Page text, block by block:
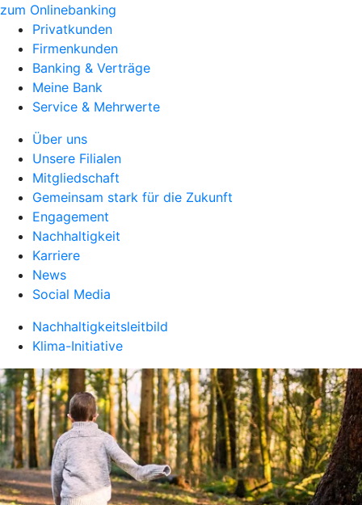
zum Onlinebanking
Privatkunden
Firmenkunden
Banking & Verträge
Meine Bank
Service & Mehrwerte
Über uns
Unsere Filialen
Mitgliedschaft
Gemeinsam stark für die Zukunft
Engagement
Nachhaltigkeit
Karriere
News
Social Media
Nachhaltigkeitsleitbild
Klima-Initiative